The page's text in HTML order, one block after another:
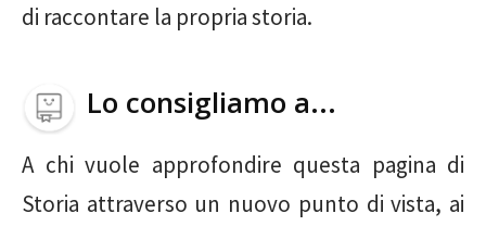
di raccontare la propria storia.
Lo consigliamo a...
A chi vuole approfondire questa pagina di
Storia attraverso un nuovo punto di vista, ai